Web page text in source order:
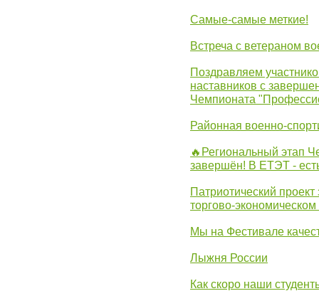
Самые-самые меткие!
Встреча с ветераном
Поздравляем
наставников с
Чемпионата
Районная военно-
🔥Региональный этап
завершён! В ЕТЭТ -
Патриотический
торгово-
Мы на Фестивале
Лыжня России
Как скоро наши